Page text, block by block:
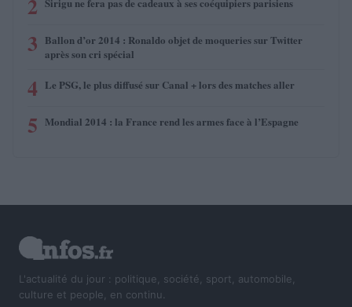
2 Sirigu ne fera pas de cadeaux à ses coéquipiers parisiens
3 Ballon d’or 2014 : Ronaldo objet de moqueries sur Twitter
après son cri spécial
4 Le PSG, le plus diffusé sur Canal + lors des matches aller
5 Mondial 2014 : la France rend les armes face à l’Espagne
L'actualité du jour : politique, société, sport, automobile,
culture et people, en continu.